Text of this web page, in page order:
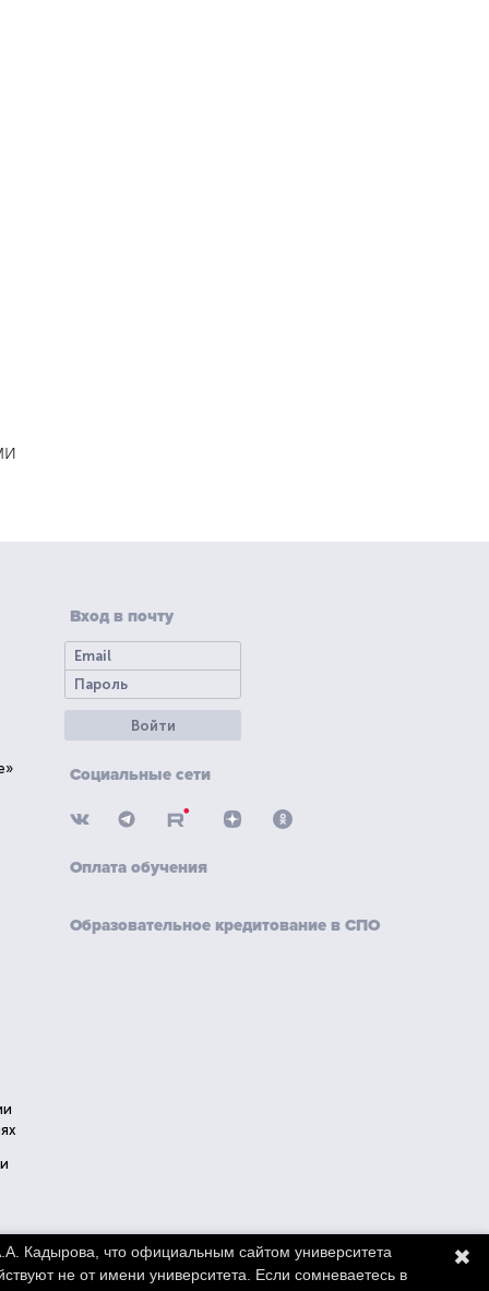
Вход в почту
Войти
Социальные сети
Оплата обучения
Образовательное кредитование в СПО
на https://chesu.ru
Кадырова, что официальным сайтом университета
не от имени университета. Если сомневаетесь в
✖